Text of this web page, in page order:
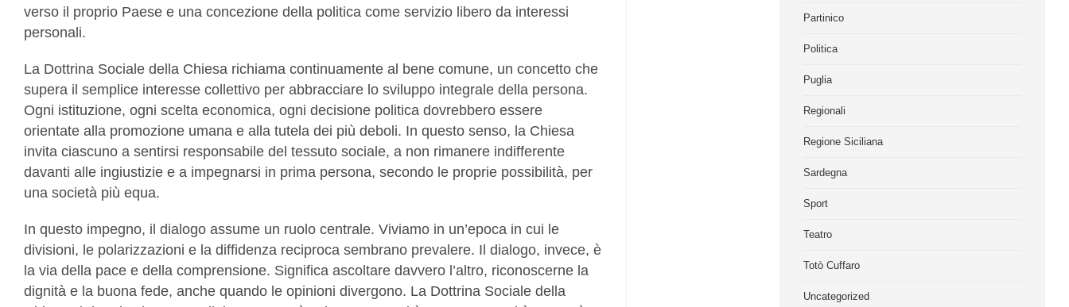
verso il proprio Paese e una concezione della politica come servizio libero da interessi
personali.
La Dottrina Sociale della Chiesa richiama continuamente al bene comune, un concetto che
supera il semplice interesse collettivo per abbracciare lo sviluppo integrale della persona.
Ogni istituzione, ogni scelta economica, ogni decisione politica dovrebbero essere
orientate alla promozione umana e alla tutela dei più deboli. In questo senso, la Chiesa
invita ciascuno a sentirsi responsabile del tessuto sociale, a non rimanere indifferente
davanti alle ingiustizie e a impegnarsi in prima persona, secondo le proprie possibilità, per
una società più equa.
In questo impegno, il dialogo assume un ruolo centrale. Viviamo in un’epoca in cui le
divisioni, le polarizzazioni e la diffidenza reciproca sembrano prevalere. Il dialogo, invece, è
la via della pace e della comprensione. Significa ascoltare davvero l’altro, riconoscerne la
dignità e la buona fede, anche quando le opinioni divergono. La Dottrina Sociale della
Partinico
Politica
Puglia
Regionali
Regione Siciliana
Sardegna
Sport
Teatro
Totò Cuffaro
Uncategorized